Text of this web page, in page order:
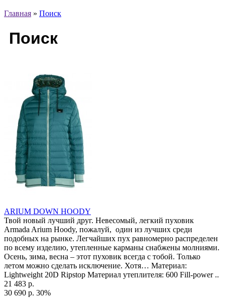
Главная » Поиск
Поиск
ARIUM DOWN HOODY
Твой новый лучший друг. Невесомый, легкий пуховик
Armada Arium Hoody, пожалуй, один из лучших среди
подобных на рынке. Легчайших пух равномерно распределен
по всему изделию, утепленные карманы снабжены молниями.
Осень, зима, весна – этот пуховик всегда с тобой. Только
летом можно сделать исключение. Хотя… Материал:
Lightweight 20D Ripstop Материал утеплителя: 600 Fill-power ..
21 483 р.
30 690 р. 30%